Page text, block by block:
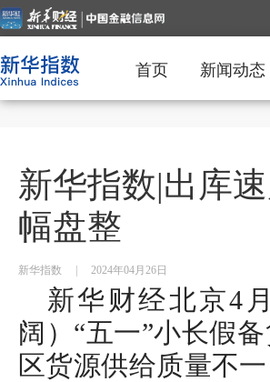
首页 新闻动态
新华指数|出库
幅盘整
新华指数 2024年04月26日
新华财经北京4
阔）“五一”小长假
区货源供给质量不